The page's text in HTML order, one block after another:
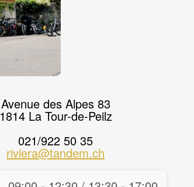
Avenue des Alpes 83
1814 La Tour-de-Peilz
021/922 50 35
riviera@tandem.ch